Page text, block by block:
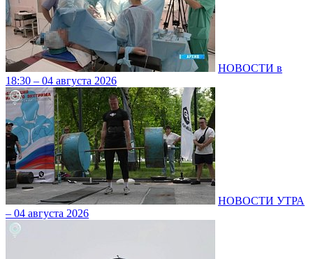
НОВОСТИ в
18:30 – 04 августа 2026
НОВОСТИ УТРА
– 04 августа 2026